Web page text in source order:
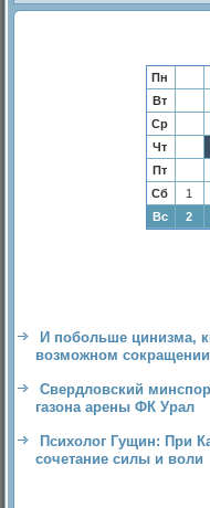
Пн
Вт
Ср
Чт
Пт
Сб
1
Вс
2
И побольше цинизма,
возможном
Свердловский
газона арены ФК Урал
Психолог Гущин: При
сочетание силы и воли